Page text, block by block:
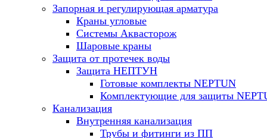
Запорная и регулирующая арматура
Краны угловые
Системы Аквасторож
Шаровые краны
Защита от протечек воды
Защита НЕПТУН
Готовые комплекты NEPTUN
Комплектующие для защиты
Канализация
Внутренняя канализация
Трубы и фитинги из ПП